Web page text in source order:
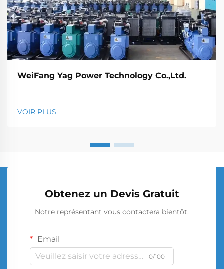
WeiFang Yag Power Technology Co.,Ltd.
VOIR PLUS
Obtenez un Devis Gratuit
Notre représentant vous contactera bientôt.
Email
0/100